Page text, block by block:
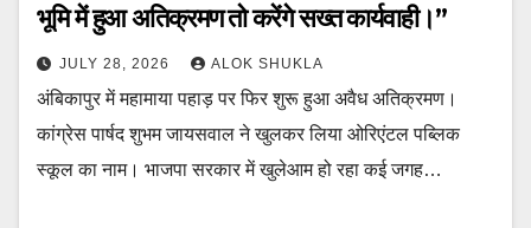
भूमि में हुआ अतिक्रमण तो करेंगे सख्त कार्यवाही।”
JULY 28, 2026 ALOK SHUKLA
अंबिकापुर में महामाया पहाड़ पर फिर शुरू हुआ अवैध अतिक्रमण।
कांग्रेस पार्षद शुभम जायसवाल ने खुलकर लिया ओरिएंटल पब्लिक
स्कूल का नाम। भाजपा सरकार में खुलेआम हो रहा कई जगह…